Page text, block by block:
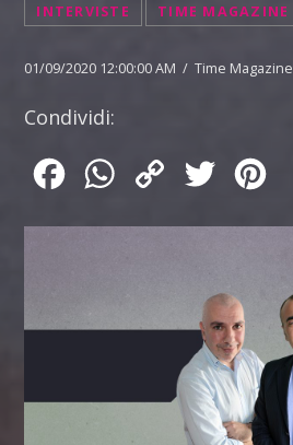
INTERVISTE TIME MAGAZINE
01/09/2020 12:00:00 AM / Time Magazine
Condividi:
FacebookWhatsApp
Copy
Twitter